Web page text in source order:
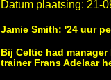
Datum plaatsing: 21-
Jamie Smith: '24 uur
Bij Celtic had
trainer Frans Adelaar